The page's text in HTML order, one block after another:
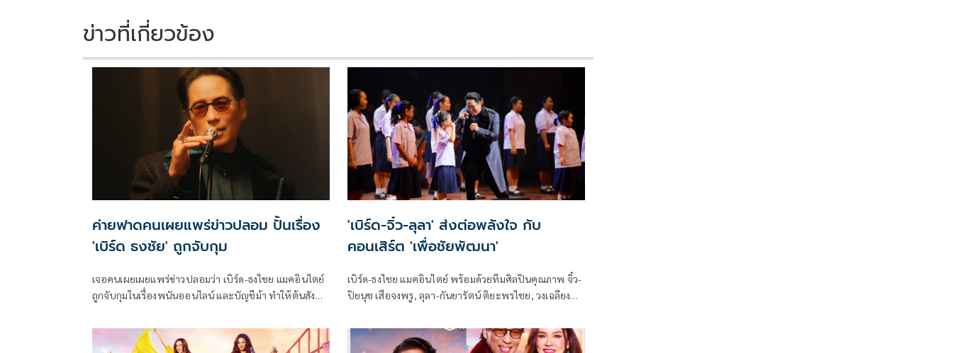
k k
ข่าวที่เกี่ยวข้อง
ค่ายฟาดคนเผยแพร่ข่าวปลอม ปั้นเรื่อง
'เบิร์ด ธงชัย' ถูกจับกุม
เจอคนเผยเผยแพร่ข่าวปลอมว่า เบิร์ด-ธงไชย แมคอินไตย์
ถูกจับกุมในเรื่องพนันออนไลน์ และบัญชีม้า ทำให้ต้นสังกัด
แถลงการณ์ว่าไม่เป็นความจริง พร้อมฝากถึงผู้กระทำการ
เผยแพร่ข่าวปลอมให้หยุดการกระทำดังกล่าวและลบข้อมูล
'เบิร์ด-จิ๋ว-ลุลา' ส่งต่อพลังใจ กับ
คอนเสิร์ต 'เพื่อชัยพัฒนา'
เบิร์ด-ธงไชย แมคอินไตย์ พร้อมด้วยทีมศิลปินคุณภาพ จิ๋ว-
ปิยนุช เสือจงพรู, ลุลา-กันยารัตน์ ติยะพรไชย, วงเฉลียง
เอี่ยม พร้อมด้วย สาว สาว สาว แอม-เสาวลักษณ์ ลีละบุตร,
แหม่ม-พัชริดา วัฒนา, ปุ้ม-อรวรรณ เย็นพูลสุข และ พั้น-